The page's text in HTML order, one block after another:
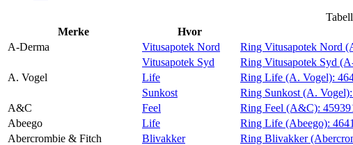
Inspirasjon
Merke
Hvor
A-Derma
Vitusapotek Nord Ring Vitusapotek Nord
Vitusapotek Syd
Ring Vitusapotek Syd
A. Vogel
Life Ring Life (A. Vogel):
Sunkost
Ring Sunkost (A. Vogel):
A&C
Feel Ring Feel (A&C):
Abeego
Life Ring Life (Abeego):
Abercrombie & Fitch
Blivakker Ring Blivakker